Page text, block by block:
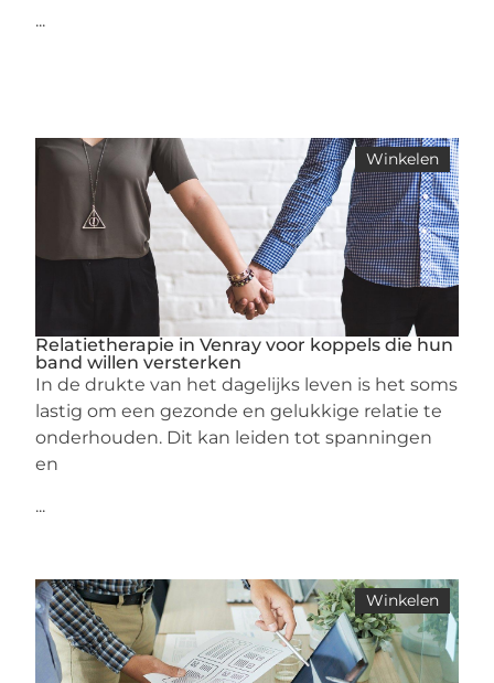
...
Winkelen
Relatietherapie in Venray voor koppels die hun
band willen versterken
In de drukte van het dagelijks leven is het soms
lastig om een gezonde en gelukkige relatie te
onderhouden. Dit kan leiden tot spanningen
en
...
Winkelen